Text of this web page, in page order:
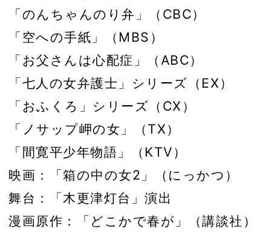
「のんちゃんのり弁」（CBC）
「空への手紙」（MBS）
「お父さんは心配症」（ABC）
「七人の女弁護士」シリーズ（EX）
「おふくろ」シリーズ（CX）
「ノサップ岬の女」（TX）
「間寛平少年物語」（KTV）
映画：「箱の中の女2」（にっかつ）
舞台：「木更津灯台」演出
漫画原作：「どこかで春が」（講談社）